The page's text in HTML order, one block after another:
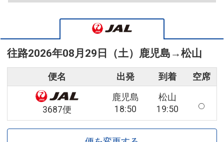
往路2026年08月29日（土） 鹿児島 →松山
便名 出発 到着 空席
3687便
鹿児島
18:50
松山
19:50